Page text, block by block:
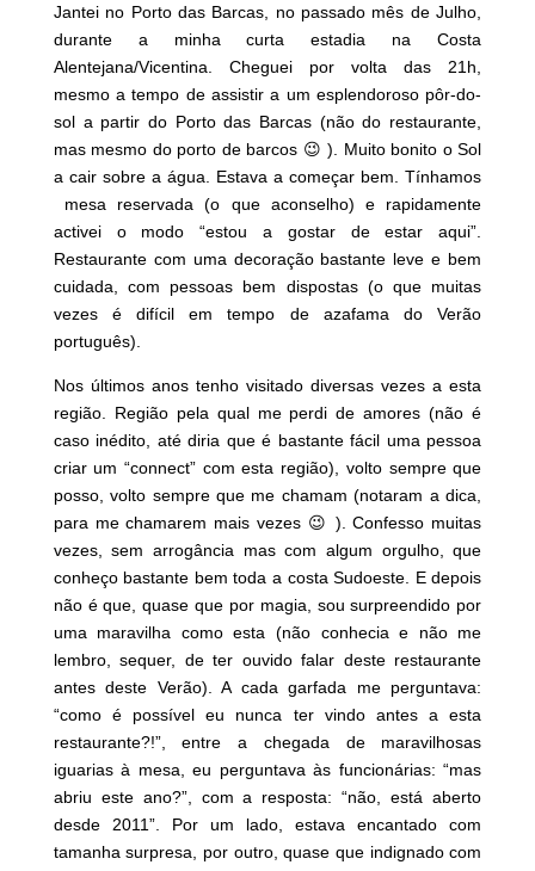
Jantei no Porto das Barcas, no passado mês de Julho,
durante a minha curta estadia na Costa
Alentejana/Vicentina. Cheguei por volta das 21h,
mesmo a tempo de assistir a um esplendoroso pôr-do-
sol a partir do Porto das Barcas (não do restaurante,
mas mesmo do porto de barcos 😉 ). Muito bonito o Sol
a cair sobre a água. Estava a começar bem. Tínhamos
mesa reservada (o que aconselho) e rapidamente
activei o modo “estou a gostar de estar aqui”.
Restaurante com uma decoração bastante leve e bem
cuidada, com pessoas bem dispostas (o que muitas
vezes é difícil em tempo de azafama do Verão
português).
Nos últimos anos tenho visitado diversas vezes a esta
região. Região pela qual me perdi de amores (não é
caso inédito, até diria que é bastante fácil uma pessoa
criar um “connect” com esta região), volto sempre que
posso, volto sempre que me chamam (notaram a dica,
para me chamarem mais vezes 😉 ). Confesso muitas
vezes, sem arrogância mas com algum orgulho, que
conheço bastante bem toda a costa Sudoeste. E depois
não é que, quase que por magia, sou surpreendido por
uma maravilha como esta (não conhecia e não me
lembro, sequer, de ter ouvido falar deste restaurante
antes deste Verão). A cada garfada me perguntava:
“como é possível eu nunca ter vindo antes a esta
restaurante?!”, entre a chegada de maravilhosas
iguarias à mesa, eu perguntava às funcionárias: “mas
abriu este ano?”, com a resposta: “não, está aberto
desde 2011”. Por um lado, estava encantado com
tamanha surpresa, por outro, quase que indignado com